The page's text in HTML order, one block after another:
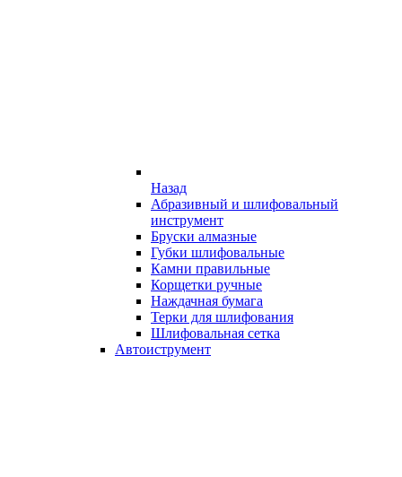
Назад
Абразивный и шлифовальный
инструмент
Бруски алмазные
Губки шлифовальные
Камни правильные
Корщетки ручные
Наждачная бумага
Терки для шлифования
Шлифовальная сетка
Автоиструмент